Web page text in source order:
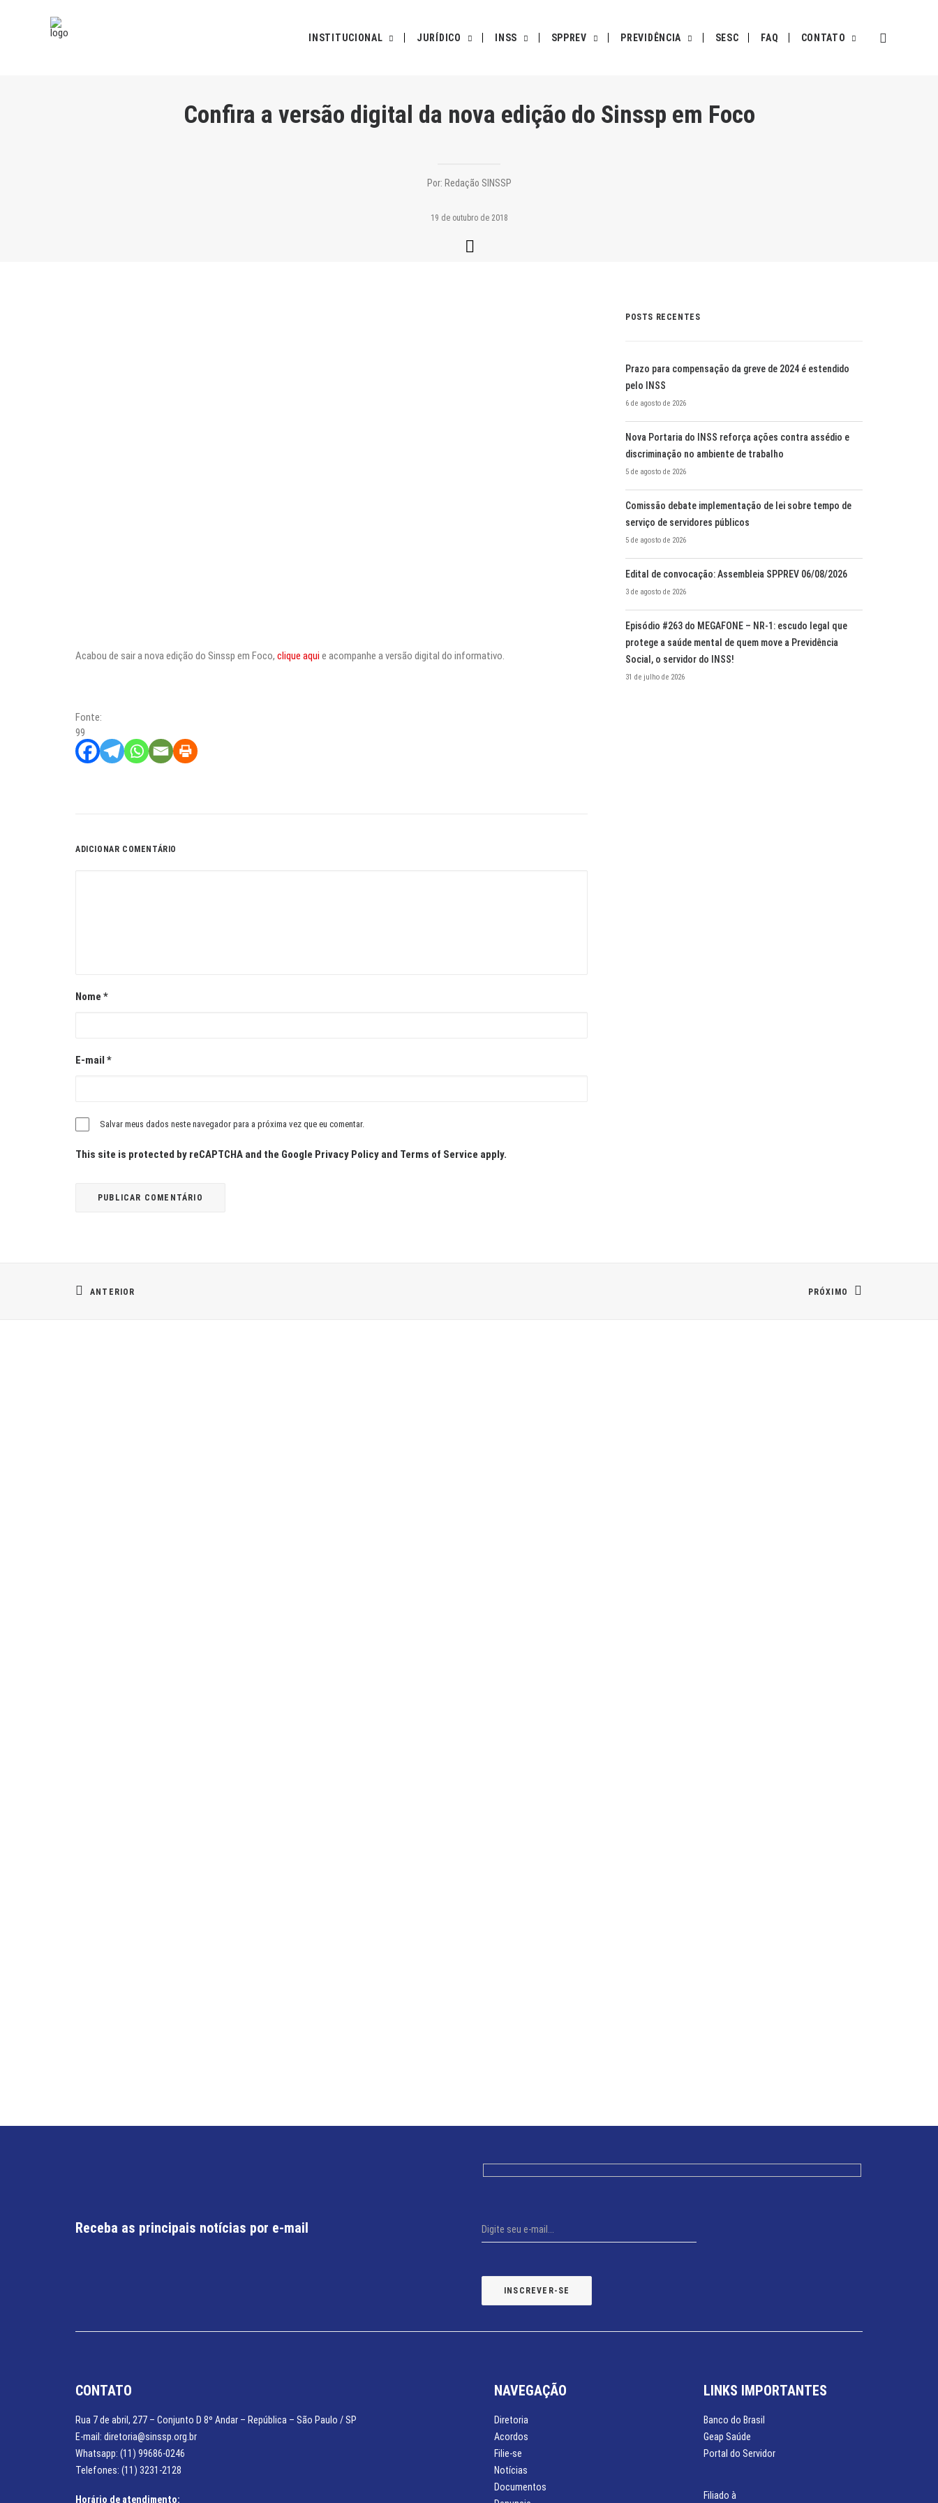
INSTITUCIONAL JURÍDICO INSS SPPREV PREVIDÊNCIA SESC FAQ CONTATO
Confira a versão digital da nova edição do Sinssp em Foco
Por: Redação SINSSP
19 de outubro de 2018
Acabou de sair a nova edição do Sinssp em Foco, clique aqui e acompanhe a versão digital do informativo.
Fonte:
99
ADICIONAR COMENTÁRIO
Nome *
E-mail *
Salvar meus dados neste navegador para a próxima vez que eu comentar.
This site is protected by reCAPTCHA and the Google Privacy Policy and Terms of Service apply.
POSTS RECENTES
Prazo para compensação da greve de 2024 é estendido
pelo INSS
6 de agosto de 2026
Nova Portaria do INSS reforça ações contra assédio e
discriminação no ambiente de trabalho
5 de agosto de 2026
Comissão debate implementação de lei sobre tempo de
serviço de servidores públicos
5 de agosto de 2026
Edital de convocação: Assembleia SPPREV 06/08/2026
3 de agosto de 2026
Episódio #263 do MEGAFONE – NR-1: escudo legal que
protege a saúde mental de quem move a Previdência
Social, o servidor do INSS!
31 de julho de 2026
ANTERIOR PRÓXIMO
Receba as principais notícias por e-mail
CONTATO
Rua 7 de abril, 277 – Conjunto D 8º Andar – República – São Paulo / SP
E-mail: diretoria@sinssp.org.br
Whatsapp: (11) 99686-0246
Telefones: (11) 3231-2128
Horário de atendimento:
NAVEGAÇÃO
Diretoria
Acordos
Filie-se
Notícias
Documentos
LINKS IMPORTANTES
Banco do Brasil
Geap Saúde
Portal do Servidor
Filiado à